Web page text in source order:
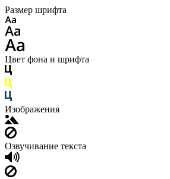
Размер шрифта
Цвет фона и шрифта
Изображения
Озвучивание текста